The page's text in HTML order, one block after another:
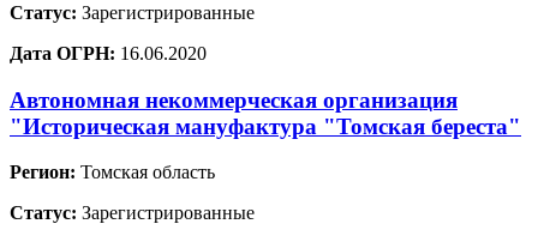
Статус: Зарегистрированные
Дата ОГРН: 16.06.2020
Автономная некоммерческая организация
"Историческая мануфактура "Томская береста"
Регион: Томская область
Статус: Зарегистрированные